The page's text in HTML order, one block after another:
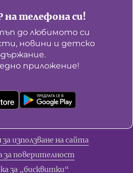
на телефона си!
до любимото си
новини и детско
приложение!
използване на сайта
за поверителност
за „бисквитки“